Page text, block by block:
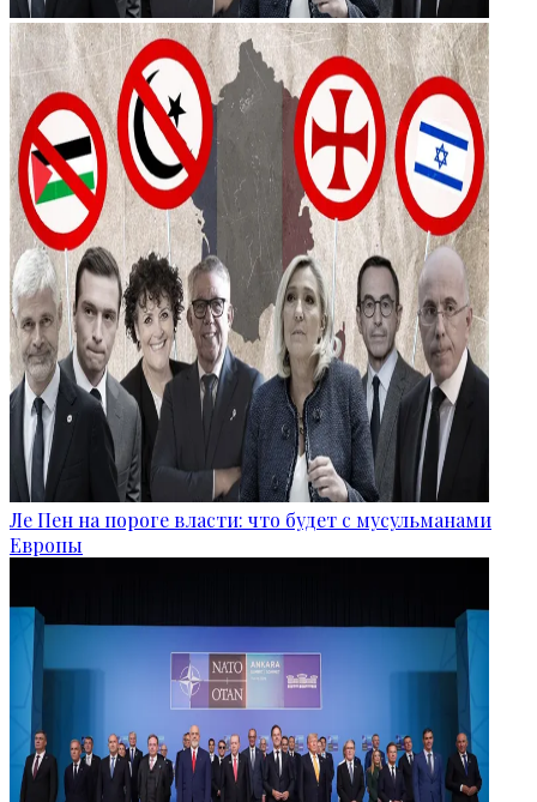
Ле Пен на пороге власти: что будет с мусульманами
Европы